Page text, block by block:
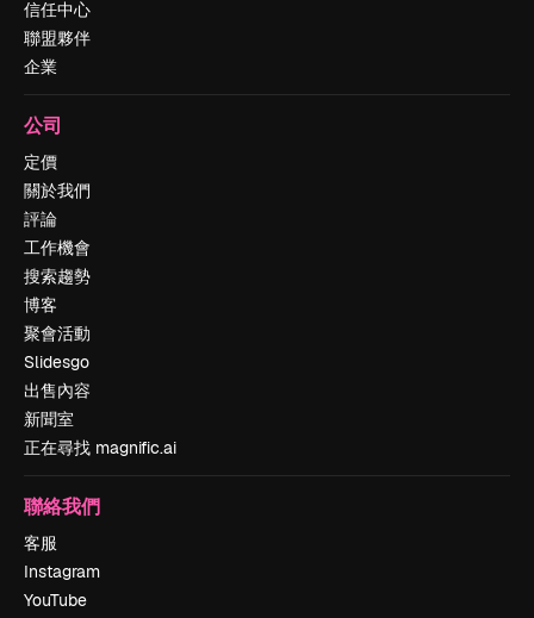
信任中心
聯盟夥伴
企業
公司
定價
關於我們
評論
工作機會
搜索趨勢
博客
聚會活動
Slidesgo
出售內容
新聞室
正在尋找 magnific.ai
聯絡我們
客服
Instagram
YouTube